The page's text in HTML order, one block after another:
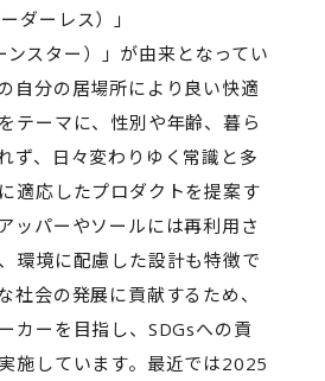
ダーレス）」
ンスター）」が由来となってい
自分の居場所により良い快適
テーマに、性別や年齢、暮ら
ず、日々変わりゆく常識と多
適応したプロダクトを提案す
ッパーやソールには再利用さ
環境に配慮した設計も特徴で
社会の発展に貢献するため、
カーを目指し、SDGsへの貢
施しています。最近では2025